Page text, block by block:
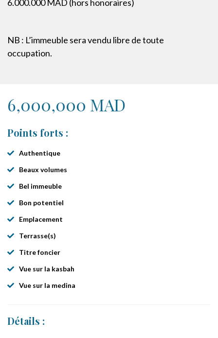
6.000.000 MAD (hors honoraires)
NB : L’immeuble sera vendu libre de toute
occupation.
6,000,000 MAD
Points forts :
Authentique
Beaux volumes
Bel immeuble
Bon potentiel
Emplacement
Terrasse(s)
Titre foncier
Vue sur la kasbah
Vue sur la medina
Détails :